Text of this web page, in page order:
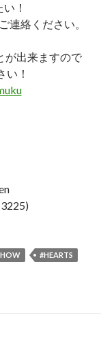
！
連絡ください。
が出来ますので
い！
#HEARTS